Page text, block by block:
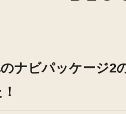
ナビパッケージ2